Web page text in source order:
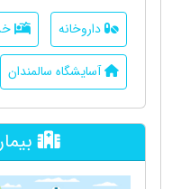
داروخانه
آسایشگاه سالمندان